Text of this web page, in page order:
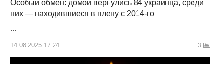
Особый обмен: домой вернулись 84 украинца, среди
них — находившиеся в плену с 2014-го
…
14.08.2025 17:24 3